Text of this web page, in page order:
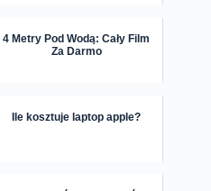
4 Metry Pod Wodą: Cały Film
Za Darmo
Ile kosztuje laptop apple?